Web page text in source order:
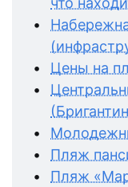
Цены на
Пляж
Пляж